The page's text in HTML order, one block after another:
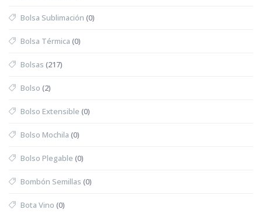
Bolsa Sublimación (0)
Bolsa Térmica (0)
Bolsas (217)
Bolso (2)
Bolso Extensible (0)
Bolso Mochila (0)
Bolso Plegable (0)
Bombón Semillas (0)
Bota Vino (0)